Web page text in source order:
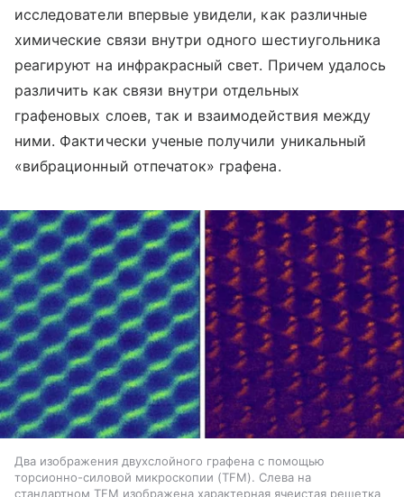
исследователи впервые увидели, как различные
химические связи внутри одного шестиугольника
реагируют на инфракрасный свет. Причем удалось
различить как связи внутри отдельных
графеновых слоев, так и взаимодействия между
ними. Фактически ученые получили уникальный
«вибрационный отпечаток» графена.
Два изображения двухслойного графена с помощью
торсионно-силовой микроскопии (TFM). Слева на
стандартном TFM изображена характерная ячеистая решетка